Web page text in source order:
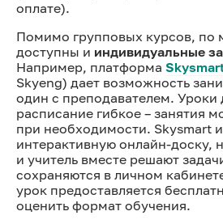
оплате).
Помимо групповых курсов, по
доступны и индивидуальные
Например, платформа
Skyeng) дает возможность
один с преподавателем. Уроки
расписание гибкое – занятия
при необходимости. Skysmart
интерактивную онлайн-доску,
и учитель вместе решают
сохраняются в личном
урок предоставляется
оценить формат обучения.